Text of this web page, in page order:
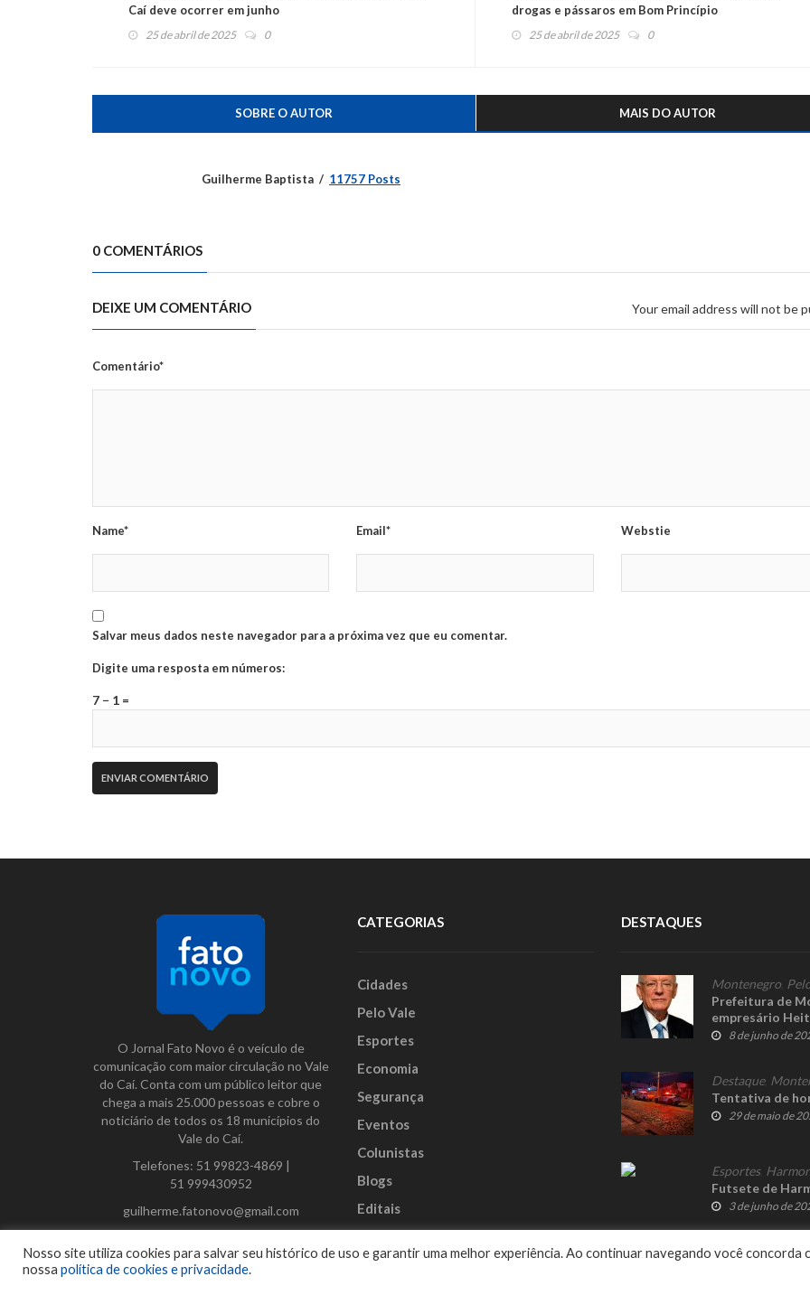
Caí deve ocorrer em junho
25 de abril de 2025 0
drogas e pássaros em Bom Princípio
25 de abril de 2025 0
SOBRE O AUTOR MAIS DO AUTOR
Guilherme Baptista 11757 Posts
0 COMENTÁRIOS
DEIXE UM COMENTÁRIO Your email address will not be
Comentário*
Name* Email* Webstie
Salvar meus dados neste navegador para a próxima vez que eu comentar.
Digite uma resposta em números:
7 − 1 =
O Jornal Fato Novo é o veículo de
comunicação com maior circulação no Vale
do Caí. Conta com um público leitor que
chega a mais 25.000 pessoas e cobre o
noticiário de todos os 18 municípios do
Vale do Caí.
Telefones: 51 99823-4869 |
51 999430952
guilherme.fatonovo@gmail.com
Facebook
Instagram
Twitter
CATEGORIAS
Cidades
Pelo Vale
Esportes
Economia
Segurança
Eventos
Colunistas
Blogs
Editais
DESTAQUES
Montenegro
Prefeitura de
empresário
8 de junho de
Destaque,
Tentativa de
29 de maio de
Esportes,
Futsete de
3 de junho de
Nosso site utiliza cookies para salvar seu histórico de uso e garantir uma melhor experiência. Ao continuar navegando você concorda
nossa política de cookies e privacidade.